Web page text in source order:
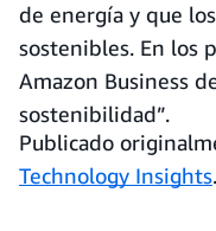
de energía y que
sostenibles. En los
Amazon Business
sostenibilidad”.
Publicado
Technology Insights.